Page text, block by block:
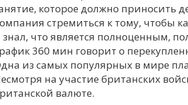
которое должно приносить
стремиться к тому, чтобы
знал, что является полноценным,
360 мин говорит о
из самых популярных в мире
на участие британских
валюте.